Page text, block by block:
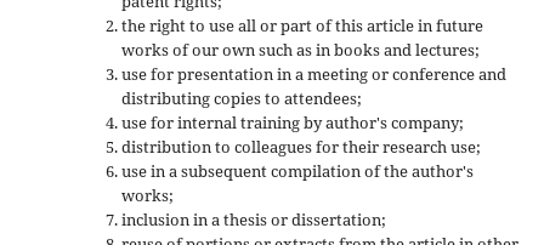
the right to use all or part of this article in future
works of our own such as in books and lectures;
use for presentation in a meeting or conference and
distributing copies to attendees;
use for internal training by author's company;
distribution to colleagues for their research use;
use in a subsequent compilation of the author's
works;
inclusion in a thesis or dissertation;